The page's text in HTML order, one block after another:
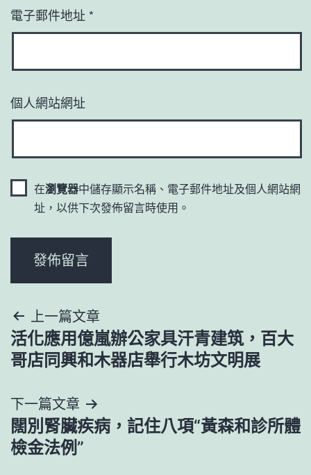
電子郵件地址 *
個人網站網址
在瀏覽器中儲存顯示名稱、電子郵件地址及個人網站網
址，以供下次發佈留言時使用。
文
章
覽
上一篇文章
活化應用億嵐辦公家具汗青建筑，百大
哥店同興和木器店舉行木坊文明展
下一篇文章
闊別腎臟疾病，記住八項“黃森和診所體
檢金法例”